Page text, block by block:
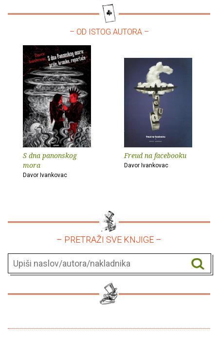
– OD ISTOG AUTORA –
S dna panonskog
mora
Davor Ivankovac
Freud na facebooku
Davor Ivankovac
– PRETRAŽI SVE KNJIGE –